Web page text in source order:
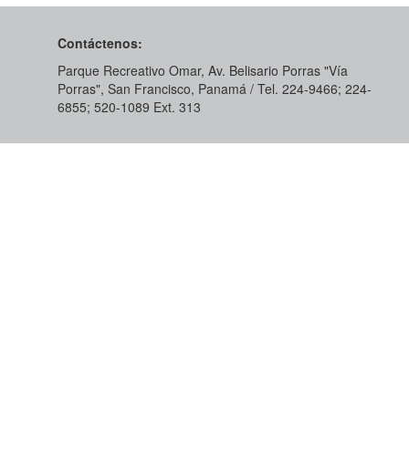
Contáctenos:
Parque Recreativo Omar, Av. Belisario Porras "Vía
Porras", San Francisco, Panamá / Tel. 224-9466; 224-
6855; 520-1089​ Ext. 313